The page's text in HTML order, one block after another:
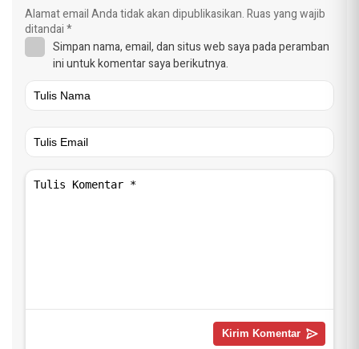
Alamat email Anda tidak akan dipublikasikan.Ruas yang wajib
ditandai*
Simpan nama, email, dan situs web saya pada peramban
ini untuk komentar saya berikutnya.